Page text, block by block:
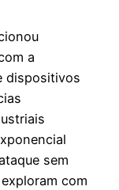
a
dispositivos
sem
com